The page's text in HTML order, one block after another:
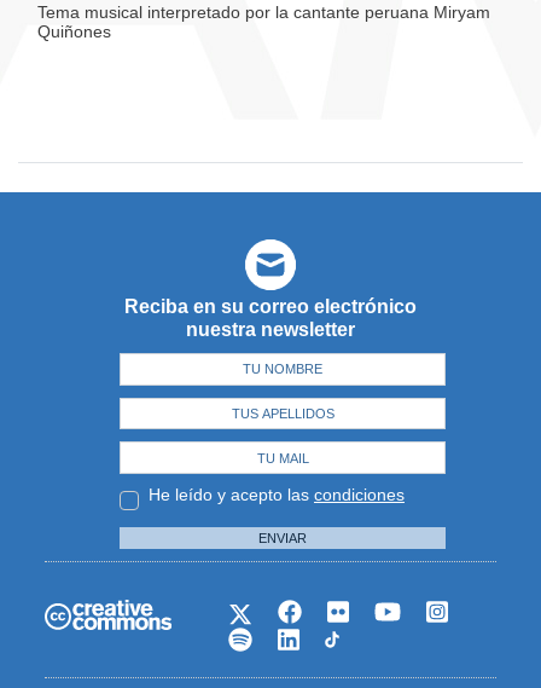
Tema musical interpretado por la cantante peruana Miryam
Quiñones
Reciba en su correo electrónico
nuestra newsletter
He leído y acepto las condiciones
ENVIAR